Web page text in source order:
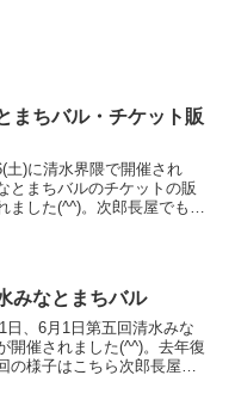
まちバル・チケット販
土)に清水界隈で開催され
とまちバルのチケットの販
ました(^^)。次郎長屋でもも
波...
みなとまちバル
日、6月1日第五回清水みな
開催されました(^^)。去年復
の様子はこちら次郎長屋も